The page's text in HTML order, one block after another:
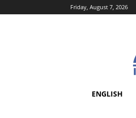
Friday, August 7, 2026
ENGLISH